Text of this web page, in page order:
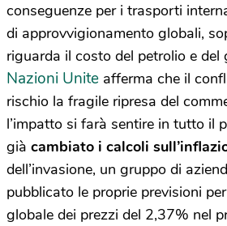
conseguenze per i trasporti
di approvvigionamento globali,
riguarda il costo del petrolio e del
Nazioni Unite afferma che il
rischio la fragile ripresa del
l’impatto si farà sentire in tutto il
già cambiato i calcoli
dell’invasione, un gruppo di
pubblicato le proprie previsioni
globale dei prezzi del 2,37% nel